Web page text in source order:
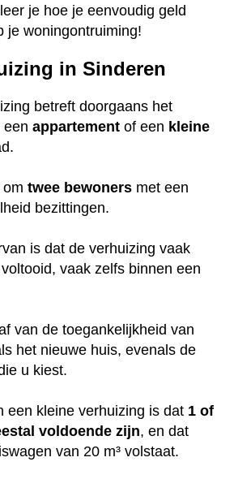
je hoe je eenvoudig geld
je woningontruiming!
in Sinderen
betreft doorgaans het
een appartement of een kleine
twee bewoners met een
bezittingen.
is dat de verhuizing vaak
vaak zelfs binnen een
van de toegankelijkheid van
het nieuwe huis, evenals de
u kiest.
een kleine verhuizing is dat 1 of
voldoende zijn, en dat
van 20 m³ volstaat.